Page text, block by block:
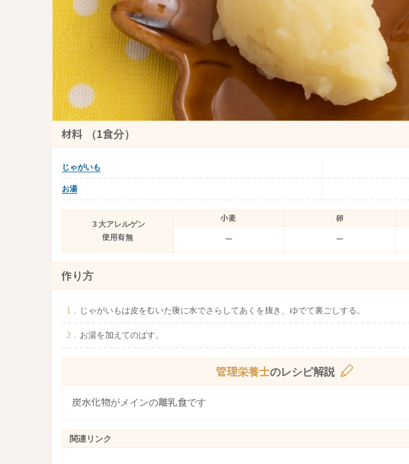
材料 （1食分）
じゃがいも
お湯
３大アレルゲン
使用有無
小麦 卵
ー ー
作り方
じゃがいもは皮をむいた後に水でさらしてあくを抜き、ゆでて裏ごしする。
お湯を加えてのばす。
管理栄養士のレシピ解説
炭水化物がメインの離乳食です